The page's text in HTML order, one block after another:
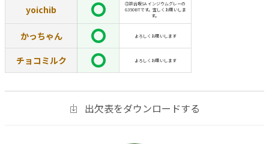
yoichib
②談合坂SA インジウムグレーの
G350BTです。宜しくお願いしま
す。
かっちゃん よろしくお願いします
チョコミルク よろしくお願いします
出欠表をダウンロードする